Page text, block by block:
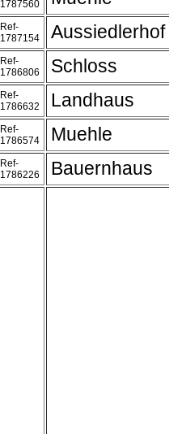
1787560
Ref-
1787154
Aussiedlerhof
Ref-
1786806
Schloss
Ref-
1786632
Landhaus
Ref-
1786574
Muehle
Ref-
1786226
Bauernhaus